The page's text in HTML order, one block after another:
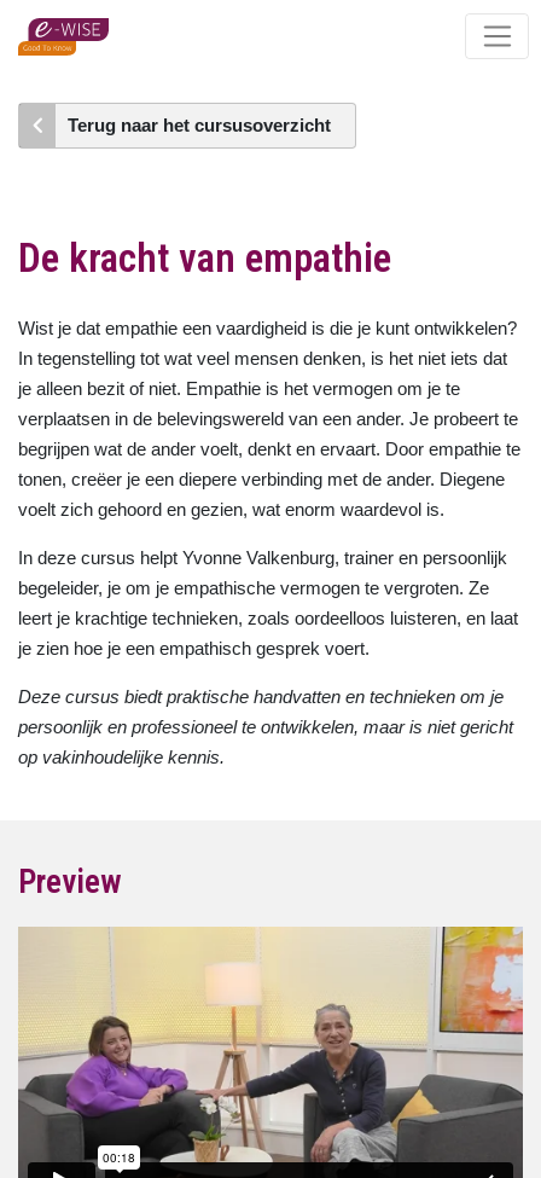
Skip
content
Terug naar het cursusoverzicht
De kracht van empathie
Wist je dat empathie een vaardigheid is die je kunt ontwikkelen?
In tegenstelling tot wat veel mensen denken, is het niet iets dat
je alleen bezit of niet. Empathie is het vermogen om je te
verplaatsen in de belevingswereld van een ander. Je probeert te
begrijpen wat de ander voelt, denkt en ervaart. Door empathie te
tonen, creëer je een diepere verbinding met de ander. Diegene
voelt zich gehoord en gezien, wat enorm waardevol is.
In deze cursus helpt Yvonne Valkenburg, trainer en persoonlijk
begeleider, je om je empathische vermogen te vergroten. Ze
leert je krachtige technieken, zoals oordeelloos luisteren, en laat
je zien hoe je een empathisch gesprek voert.
Deze cursus biedt praktische handvatten en technieken om je
persoonlijk en professioneel te ontwikkelen, maar is niet gericht
op vakinhoudelijke kennis.
Preview